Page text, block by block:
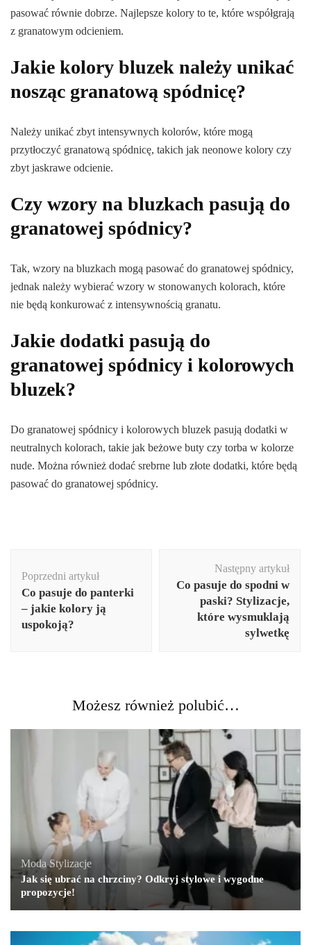
pasować równie dobrze. Najlepsze kolory to te, które współgrają
z granatowym odcieniem.
Jakie kolory bluzek należy unikać
nosząc granatową spódnicę?
Należy unikać zbyt intensywnych kolorów, które mogą
przytłoczyć granatową spódnicę, takich jak neonowe kolory czy
zbyt jaskrawe odcienie.
Czy wzory na bluzkach pasują do
granatowej spódnicy?
Tak, wzory na bluzkach mogą pasować do granatowej spódnicy,
jednak należy wybierać wzory w stonowanych kolorach, które
nie będą konkurować z intensywnością granatu.
Jakie dodatki pasują do
granatowej spódnicy i kolorowych
bluzek?
Do granatowej spódnicy i kolorowych bluzek pasują dodatki w
neutralnych kolorach, takie jak beżowe buty czy torba w kolorze
nude. Można również dodać srebrne lub złote dodatki, które będą
pasować do granatowej spódnicy.
wpisu
Poprzedni artykuł
Co pasuje do panterki
– jakie kolory ją
uspokoją?
Następny artykuł
Co pasuje do spodni w
paski? Stylizacje,
które wysmuklają
sylwetkę
Możesz również polubić…
Moda,Stylizacje
Jak się ubrać na chrzciny? Odkryj stylowe i wygodne
propozycje!